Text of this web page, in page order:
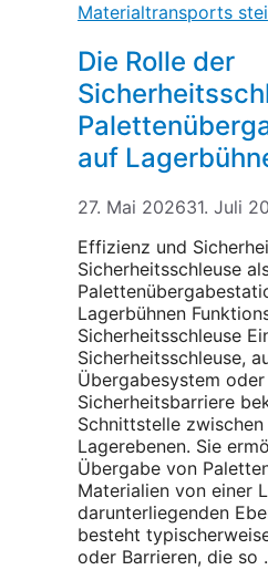
Die Rolle der
auf
27. Mai 202631. Juli
Effizienz und
Sicherheitsschleuse
Lagerbühnen
Sicherheitsschleuse
Sicherheitsschleuse,
Übergabesystem oder
Sicherheitsbarriere
Schnittstelle
Lagerebenen. Sie
Übergabe von
Materialien von einer
darunterliegenden
besteht
oder Barrieren, die so